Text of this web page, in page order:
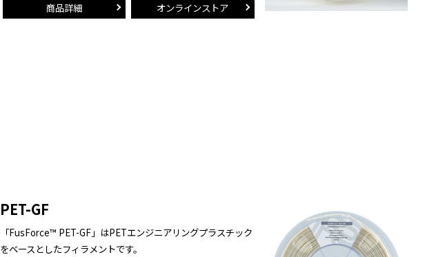
商品詳細 オンラインストア
PET-GF
「FusForce™ PET-GF」はPETエンジニアリングプラスチック
をベースとしたフィラメントです。